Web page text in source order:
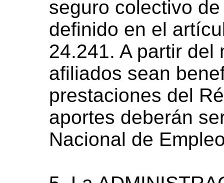
seguro colectivo
definido en el
24.241. A partir del
afiliados sean
prestaciones del
aportes deberán
Nacional de